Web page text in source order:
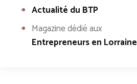
Actualité du BTP
Magazine dédié aux
Entrepreneurs en Lorraine